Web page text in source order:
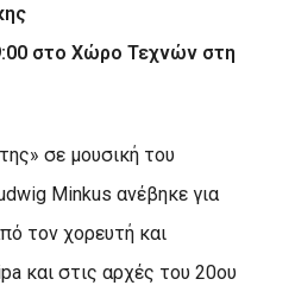
στο Χώρο Τεχνών στη
σε μουσική του
Minkus ανέβηκε για
τον χορευτή και
και στις αρχές του 20ου